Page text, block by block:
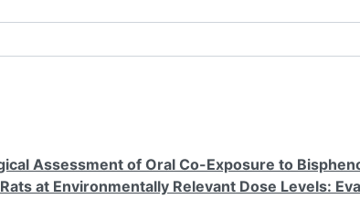
Assessment of Oral Co-Exposure to
at Environmentally Relevant Dose Levels: